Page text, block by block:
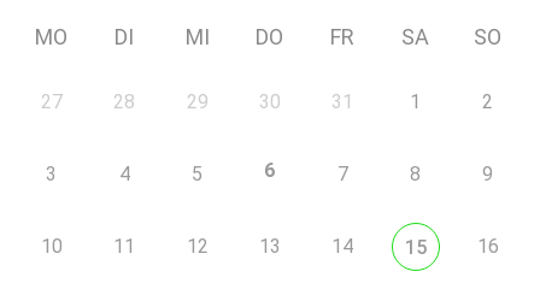
MO DI MI DO FR SA SO
27 28 29 30 31 1 2
3 4 5 6 7 8 9
10 11 12 13 14 15 16